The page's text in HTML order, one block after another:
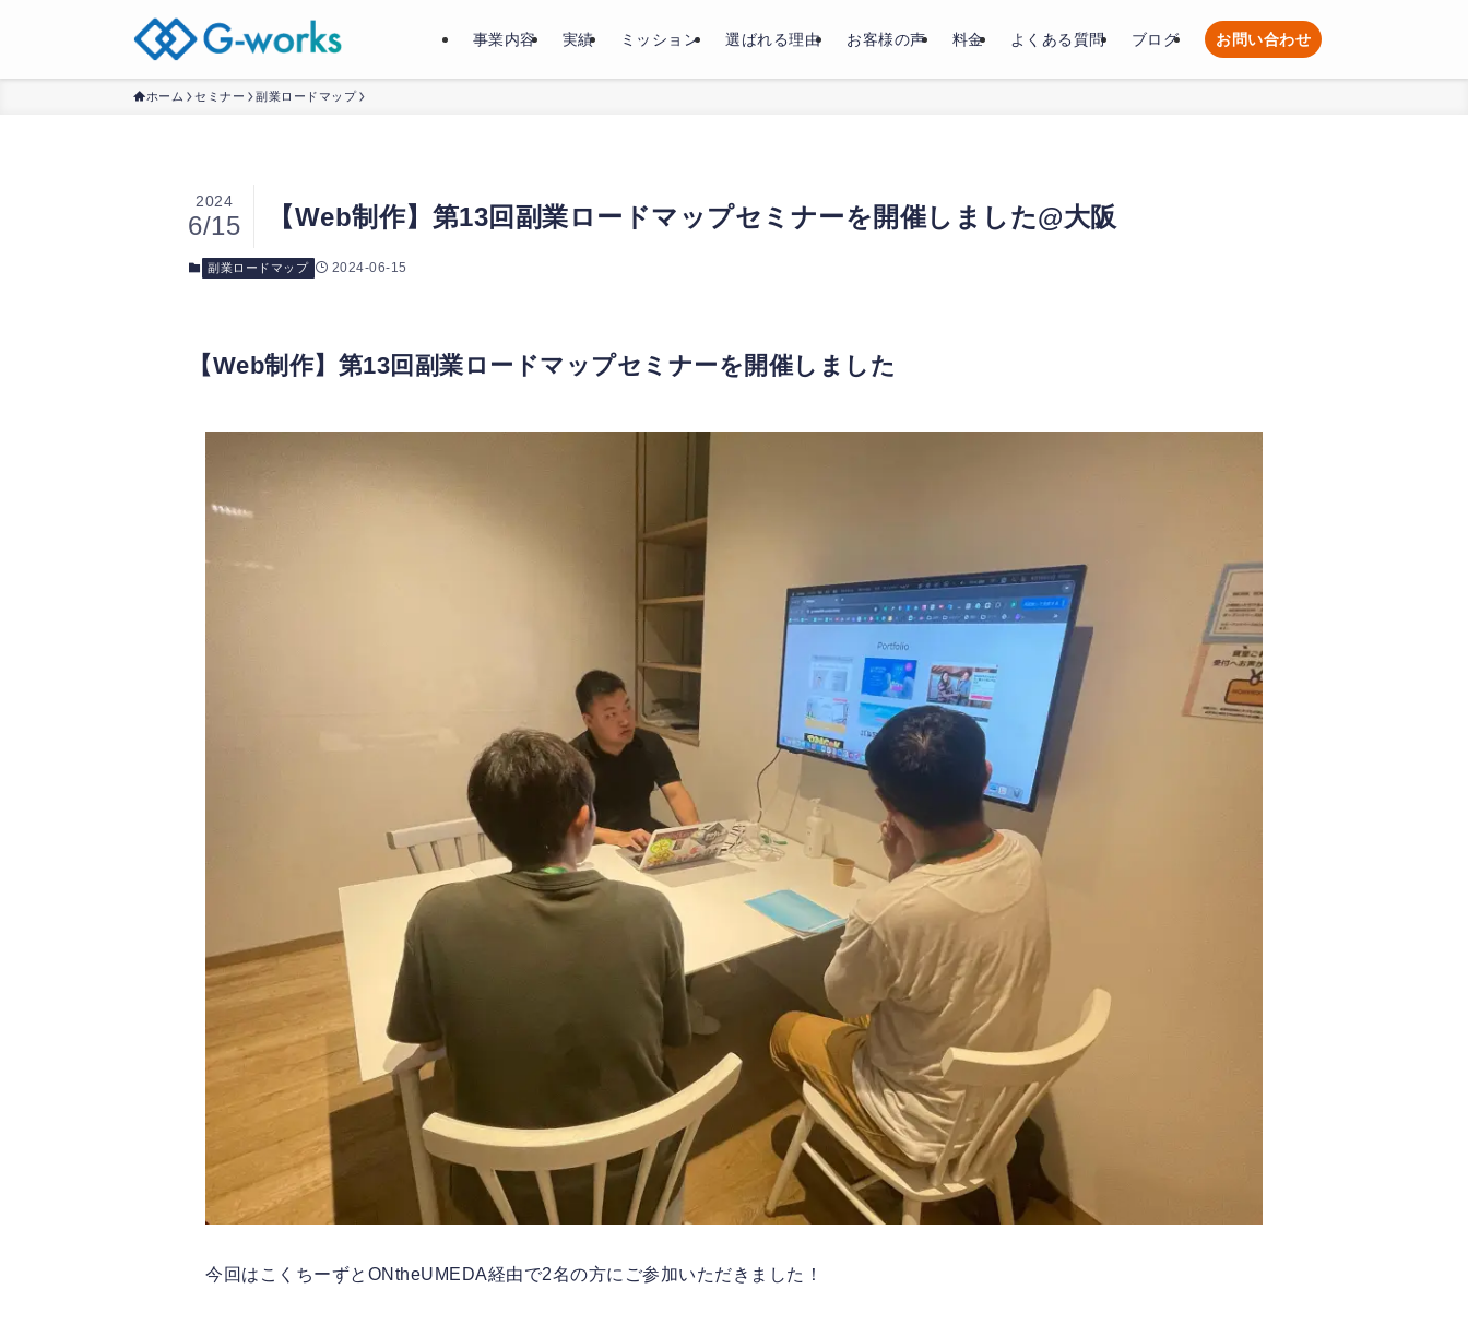
事業内容 実績 ミッション 選ばれる理由 お客様の声 料金 よくある質問 ブログ お問い合わせ
ホーム セミナー 副業ロードマップ
【Web制作】第13回副業ロードマップセミナーを開催しました@大阪
2024
6/15
副業ロードマップ 2024-06-15
【Web制作】第13回副業ロードマップセミナーを開催しました
今回はこくちーずとONtheUMEDA経由で2名の方にご参加いただきました！